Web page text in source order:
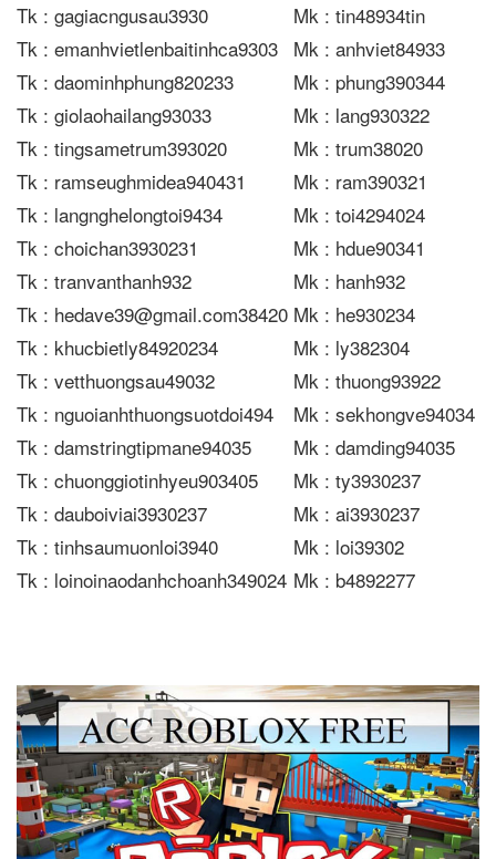
Tk : gagiacngusau3930
Mk : tin48934tin
Tk : emanhvietlenbaitinhca9303 Mk : anhviet84933
Tk : daominhphung820233
Mk : phung390344
Tk : giolaohailang93033
Mk : lang930322
Tk : tingsametrum393020
Mk : trum38020
Tk : ramseughmidea940431
Mk : ram390321
Tk : langnghelongtoi9434
Mk : toi4294024
Tk : choichan3930231
Mk : hdue90341
Tk : tranvanthanh932
Mk : hanh932
Tk : hedave39@gmail.com38420 Mk : he930234
Tk : khucbietly84920234
Mk : ly382304
Tk : vetthuongsau49032
Mk : thuong93922
Tk : nguoianhthuongsuotdoi494
Mk : sekhongve94034
Tk : damstringtipmane94035
Mk : damding94035
Tk : chuonggiotinhyeu903405
Mk : ty3930237
Tk : dauboiviai3930237
Mk : ai3930237
Tk : tinhsaumuonloi3940
Mk : loi39302
Tk : loinoinaodanhchoanh349024 Mk : b4892277